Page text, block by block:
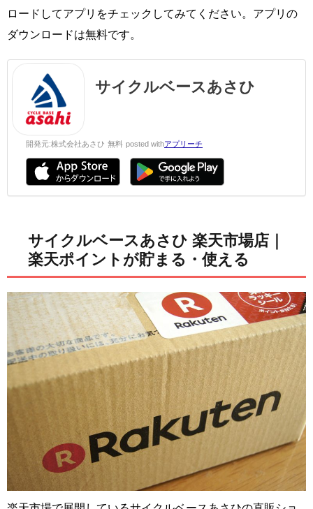
ロードしてアプリをチェックしてみてください。アプリの
ダウンロードは無料です。
サイクルベースあさひ
開発元:株式会社あさひ 無料 posted withアプリーチ
サイクルベースあさひ 楽天市場店｜
楽天ポイントが貯まる・使える